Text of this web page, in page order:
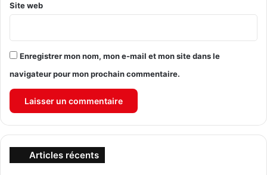
Site web
Enregistrer mon nom, mon e-mail et mon site dans le
navigateur pour mon prochain commentaire.
Articles récents